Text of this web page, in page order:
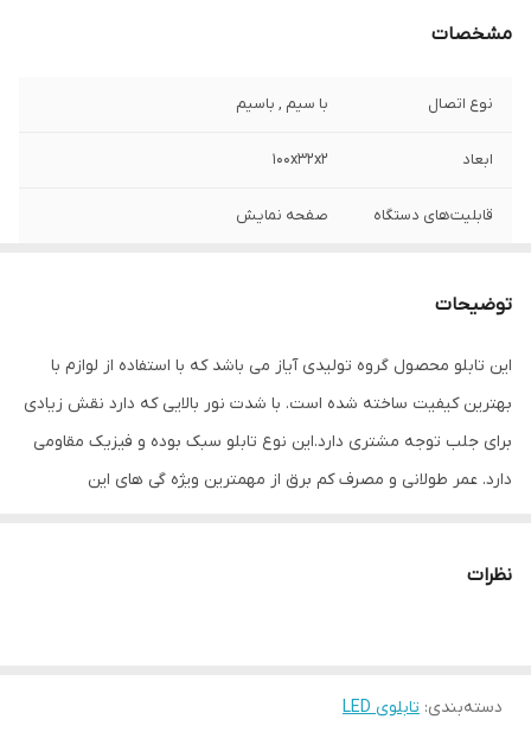
مشخصات
نوع اتصال با سیم , باسیم
ابعاد 100x32x2
قابلیت‌های دستگاه صفحه نمایش
توضیحات
این تابلو محصول گروه تولیدی آیاز می باشد که با استفاده از لوازم با
بهترین کیفیت ساخته شده است. با شدت نور بالایی که دارد نقش زیادی
برای جلب توجه مشتری دارد.این نوع تابلو سبک بوده و فیزیک مقاومی
دارد. عمر طولانی و مصرف کم برق از مهمترین ویژه گی های این
تابلو می تواند در هر موقعیتی که لازم باشد آویز شود و یا تکیه داده
باشیم. با شدت نور بالا این تابلو روز دید است و بر خلاف نمونه های دیگر
نظرات
دسته‌بندی: تابلوی LED